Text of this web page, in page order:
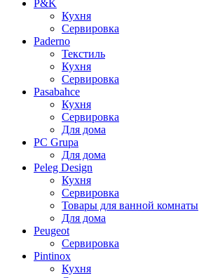
P&K
Кухня
Сервировка
Paderno
Текстиль
Кухня
Сервировка
Pasabahce
Кухня
Сервировка
Для дома
PC Grupa
Для дома
Peleg Design
Кухня
Сервировка
Товары для ванной комнаты
Для дома
Peugeot
Сервировка
Pintinox
Кухня